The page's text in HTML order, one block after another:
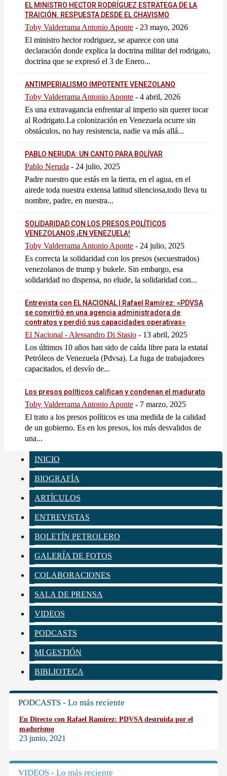
EL MINISTRO HECTOR RODRÍGUEZ ESTRATEGA DE LA
TRAICIÓN. RESPUESTA DESDE EL CHAVISMO
Toby Valderrama Antonio Aponte - 23 mayo, 2026
El ministro hector rodriguez, se aparece con una
declaración donde explica la doctrina militar del rodrigato,
doctrina que se expresó el 3 de Enero...
ANTIMPERIALISMO IMPOTENTE VENEZOLANO
Toby Valderrama Antonio Aponte - 4 abril, 2026
Es una extravagancia enfrentar al imperio sin querer tocar
al Rodrigato.La colonización en Venezuela ocurre sin
obstáculos, no hay resistencia, nadie va más allá...
PABLO NERUDA: UN CANTO PARA BOLÍVAR
Pablo Neruda - 24 julio, 2025
Padre nuestro que estás en la tierra, en el agua, en el
airede toda nuestra extensa latitud silenciosa,todo lleva tu
nombre, padre, en nuestra...
SOLIDARIDAD CON LOS PRESOS POLÍTICOS
VENEZOLANOS ¡EN VENEZUELA!
Toby Valderrama Antonio Aponte - 24 julio, 2025
Es correcta la solidaridad con los presos (secuestrados)
venezolanos de trump y bukele. Sin embargo, esa
solidaridad no dispensa, no elude, la solidaridad con...
Entrevista con EL NACIONAL | Rafael Ramírez: «PDVSA
se convirtió en una agencia administradora de
contratos y perdió sus capacidades operativas»
El Nacional - Alessandro Di Stasio - 13 abril, 2025
Los últimos 10 años han sido de caída libre para la estatal
Petróleos de Venezuela (Pdvsa). La fuga de trabajadores
capacitados, el desvío de...
Los presos políticos califican y condenan el madurato
Toby Valderrama Antonio Aponte - 7 marzo, 2025
El trato a los presos políticos es una medida de la calidad
de un gobierno. Es en los presos, los más desvalidos de
una...
INICIO
BIOGRAFÍA
ARTÍCULOS
ENTREVISTAS
BOLETÍN PETROLERO
GALERÍA DE FOTOS
COLABORACIONES
SALA DE PRENSA
VIDEOS
PODCASTS
MI GESTIÓN
BIBLIOTECA
PODCASTS - Lo más reciente
En Directo con Rafael Ramírez: PDVSA destruida por el
madurismo
23 junio, 2021
VIDEOS - Lo más reciente